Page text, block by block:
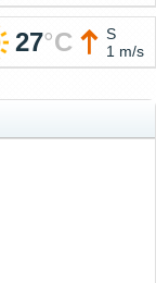
27°C
S
1 m/s